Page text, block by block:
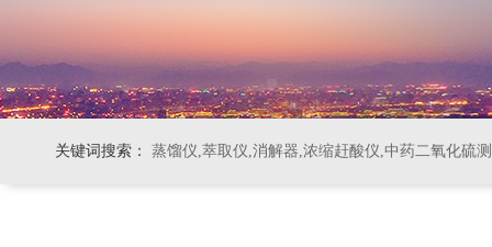
关键词搜索： 蒸馏仪,萃取仪,消解器,浓缩赶酸仪,中药二氧化硫